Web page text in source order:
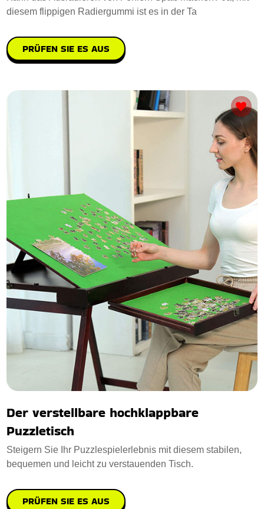
diesem flippigen Radiergummi ist es in der Ta
PRÜFEN SIE ES AUS
Der verstellbare hochklappbare
Puzzletisch
Steigern Sie Ihr Puzzlespielerlebnis mit diesem stabilen,
bequemen und leicht zu verstauenden Tisch.
PRÜFEN SIE ES AUS